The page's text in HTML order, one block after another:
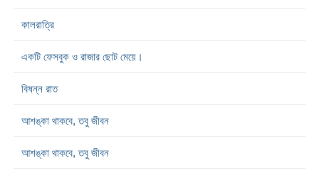
কালরাত্রি
একটি ফেসবুক ও রাজার ছোট মেয়ে।
বিষন্ন রাত
আশঙ্কা থাকবে, তবু জীবন
আশঙ্কা থাকবে, তবু জীবন